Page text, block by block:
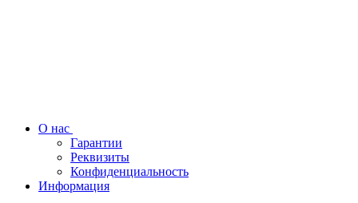
О нас
Гарантии
Реквизиты
Конфиденциальность
Информация